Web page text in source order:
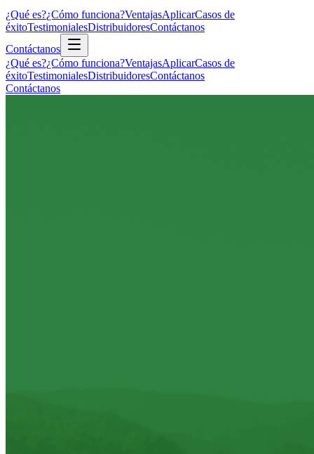
¿Qué es?¿Cómo funciona?VentajasAplicarCasos de
éxitoTestimonialesDistribuidoresContáctanos
Contáctanos
¿Qué es?¿Cómo funciona?VentajasAplicarCasos de
éxitoTestimonialesDistribuidoresContáctanos
Contáctanos